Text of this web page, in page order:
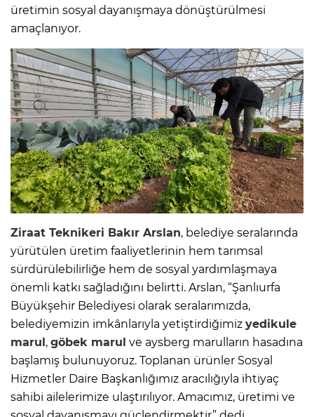
üretimin sosyal dayanışmaya dönüştürülmesi
amaçlanıyor.
Ziraat Teknikeri Bakır Arslan, belediye seralarında
yürütülen üretim faaliyetlerinin hem tarımsal
sürdürülebilirliğe hem de sosyal yardımlaşmaya
önemli katkı sağladığını belirtti. Arslan, “Şanlıurfa
Büyükşehir Belediyesi olarak seralarımızda,
belediyemizin imkânlarıyla yetiştirdiğimiz yedikule
marul, göbek marul ve aysberg marulların hasadına
başlamış bulunuyoruz. Toplanan ürünler Sosyal
Hizmetler Daire Başkanlığımız aracılığıyla ihtiyaç
sahibi ailelerimize ulaştırılıyor. Amacımız, üretimi ve